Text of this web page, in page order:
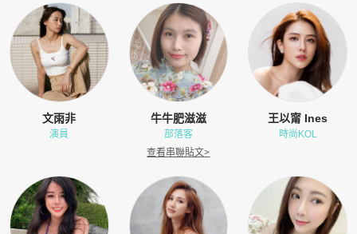
文雨非
演員
牛牛肥滋滋
部落客
查看串聯貼文>
王以甯 Ines
時尚KOL